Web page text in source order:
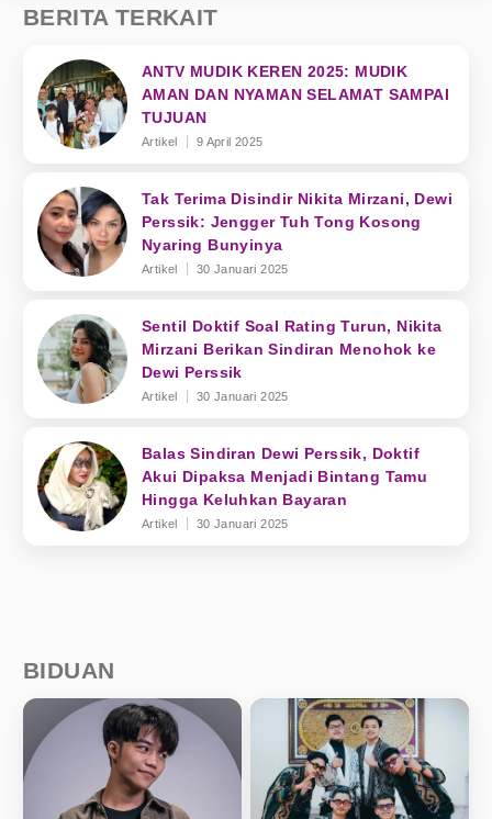
BERITA TERKAIT
ANTV MUDIK KEREN 2025: MUDIK
AMAN DAN NYAMAN SELAMAT SAMPAI
TUJUAN
Artikel 9 April 2025
Tak Terima Disindir Nikita Mirzani, Dewi
Perssik: Jengger Tuh Tong Kosong
Nyaring Bunyinya
Artikel 30 Januari 2025
Sentil Doktif Soal Rating Turun, Nikita
Mirzani Berikan Sindiran Menohok ke
Dewi Perssik
Artikel 30 Januari 2025
Balas Sindiran Dewi Perssik, Doktif
Akui Dipaksa Menjadi Bintang Tamu
Hingga Keluhkan Bayaran
Artikel 30 Januari 2025
BIDUAN